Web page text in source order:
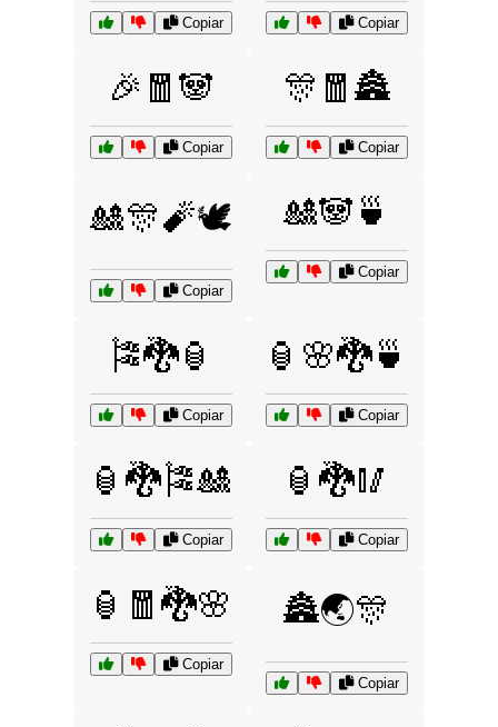
Copiar Copiar
🎉🧧🐼
Copiar
🎊🧧🏯
Copiar
🎎🎊🧨🕊️
Copiar
🎎🐼🍵
Copiar
🎏🐉🏮
Copiar
🏮🌸🐉🍵
Copiar
🏮🐉🎏🎎
Copiar
🏮🐉🥢
Copiar
🏮🧧🐉🌸
Copiar
🏯🌏🎊
Copiar